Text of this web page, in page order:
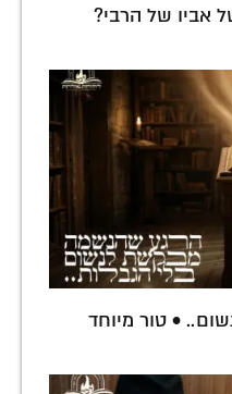
אביו של הרבי?
• טור מיוחד